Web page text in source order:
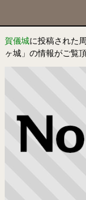
賀儀城に投稿された
ヶ城」の情報がご覧